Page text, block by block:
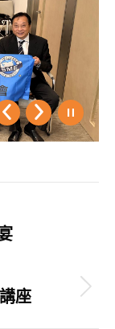
座